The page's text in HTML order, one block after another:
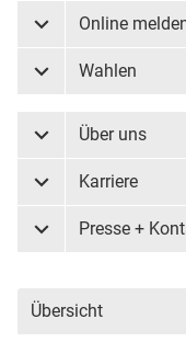
Untermenü Online
Online
Untermenü Wahlen
Wahlen
Untermenü Über uns
Über uns
Untermenü Karriere
Karriere
Untermenü Presse
Presse +
Übersicht